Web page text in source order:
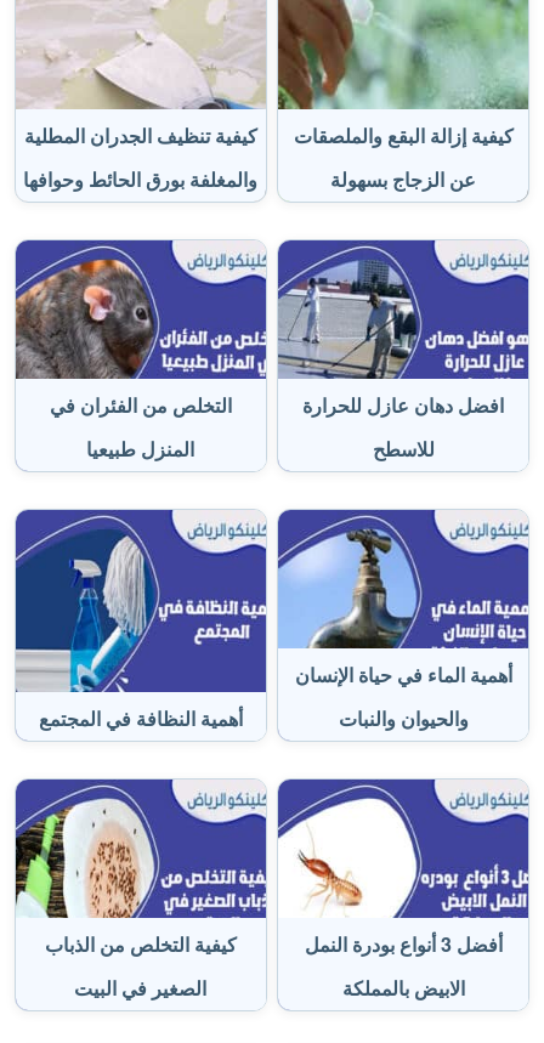
كيفية إزالة البقع والملصقات
عن الزجاج بسهولة
كيفية تنظيف الجدران المطلية
والمغلفة بورق الحائط وحوافها
افضل دهان عازل للحرارة
للاسطح
التخلص من الفئران في
المنزل طبيعيا
أهمية الماء في حياة الإنسان
والحيوان والنبات
أهمية النظافة في المجتمع
أفضل 3 أنواع بودرة النمل
الابيض بالمملكة
كيفية التخلص من الذباب
الصغير في البيت